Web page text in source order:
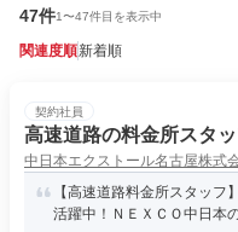
47件1〜47件目を表示中
関連度順新着順
契約社員
高速道路の料金所スタ
中日本エクストール名古屋株式
【高速道路料金所スタッ
活躍中！ＮＥＸＣＯ中日本